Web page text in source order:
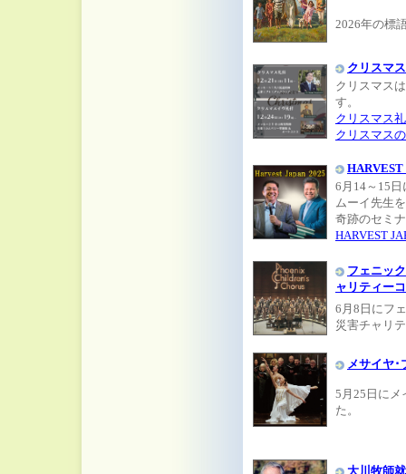
2026年の標
クリスマ
クリスマス
す。
クリスマス
クリスマス
HARVEST
6月14～15
ムーイ先生
奇跡のセミ
HARVEST
フェニッ
ャリティー
6月8日にフ
災害チャリ
メサイヤ･
5月25日にメ
た。
大川牧師